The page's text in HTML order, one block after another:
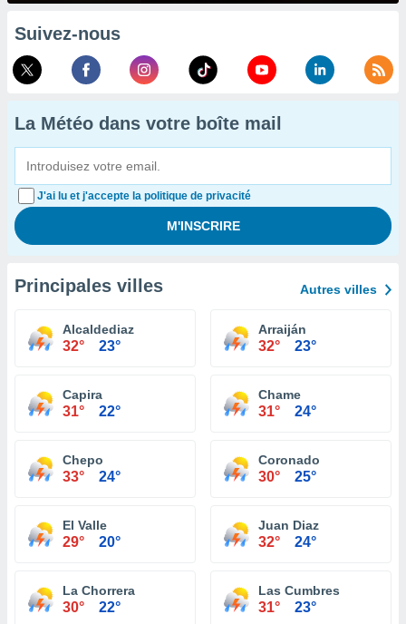
Suivez-nous
La Météo dans votre boîte mail
J'ai lu et j'accepte la politique de privacité
Principales villes Autres villes
Alcaldediaz
32° 23°
Arraiján
32° 23°
Capira
31° 22°
Chame
31° 24°
Chepo
33° 24°
Coronado
30° 25°
El Valle
29° 20°
Juan Diaz
32° 24°
La Chorrera
30° 22°
Las Cumbres
31° 23°